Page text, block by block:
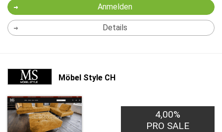
Anmelden
Details
Möbel Style CH
4,00%
PRO SALE